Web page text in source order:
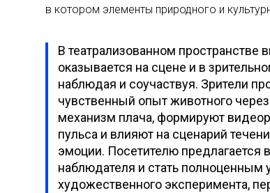
в котором элементы природного и
В театрализованном пространстве
оказывается на сцене и в
наблюдая и соучаствуя. Зрители
чувственный опыт животного
механизм плача, формируют
пульса и влияют на сценарий
эмоции. Посетителю предлагается
наблюдателя и стать полноценным
художественного эксперимента,